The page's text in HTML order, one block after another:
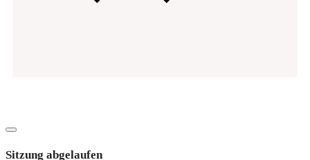
Dialog
Sitzung abgelaufen